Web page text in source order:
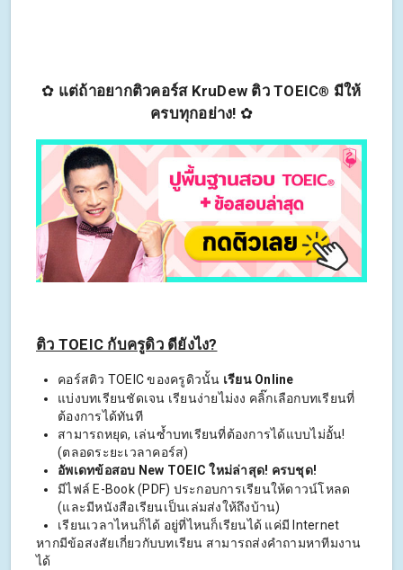
✿ แต่ถ้าอยากติวคอร์ส KruDew ติว TOEIC® มีให้
ครบทุกอย่าง! ✿
ติว TOEIC กับครูดิว ดียังไง?
คอร์สติว TOEIC ของครูดิวนั้น เรียน Online
แบ่งบทเรียนชัดเจน เรียนง่ายไม่งง คลิ๊กเลือกบทเรียนที่
ต้องการได้ทันที
สามารถหยุด, เล่นซ้ำบทเรียนที่ต้องการได้แบบไม่อั้น!
(ตลอดระยะเวลาคอร์ส)
อัพเดทข้อสอบ New TOEIC ใหม่ล่าสุด! ครบชุด!
มีไฟล์ E-Book (PDF) ประกอบการเรียนให้ดาวน์โหลด
(และมีหนังสือเรียนเป็นเล่มส่งให้ถึงบ้าน)
เรียนเวลาไหนก็ได้ อยู่ที่ไหนก็เรียนได้ แค่มี Internet
หากมีข้อสงสัยเกี่ยวกับบทเรียน สามารถส่งคำถามหาทีมงาน
ได้